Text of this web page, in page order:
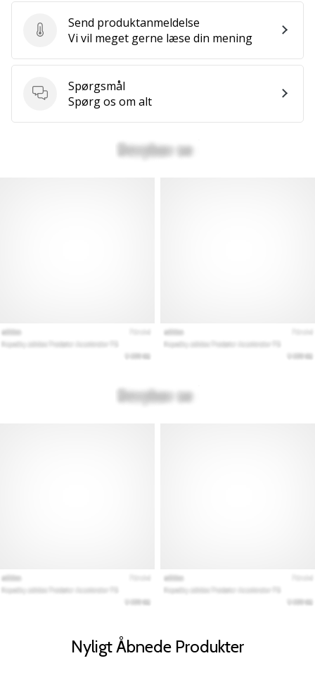
Send produktanmeldelse
Send produktanmeldelse
Vi vil meget gerne læse din mening
Spørgsmål
Spørgsmål
Spørg os om alt
Nyligt Åbnede Produkter